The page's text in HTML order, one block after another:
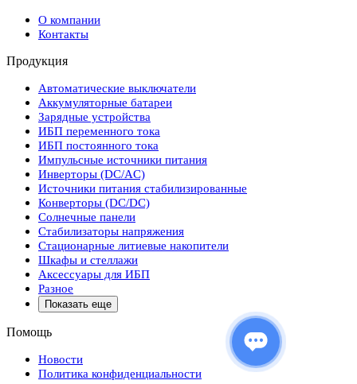
О компании
Контакты
Продукция
Автоматические выключатели
Аккумуляторные батареи
Зарядные устройства
ИБП переменного тока
ИБП постоянного тока
Импульсные источники питания
Инверторы (DC/AC)
Источники питания стабилизированные
Конверторы (DC/DC)
Солнечные панели
Стабилизаторы напряжения
Стационарные литиевые накопители
Шкафы и стеллажи
Аксессуары для ИБП
Разное
Показать еще
Помощь
Новости
Политика конфиденциальности